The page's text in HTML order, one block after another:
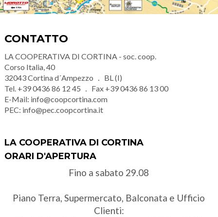
CONTATTO
LA COOPERATIVA DI CORTINA - soc. coop.
Corso Italia, 40
32043Cortina d´Ampezzo
BL (I)
Tel. +39 0436 86 12 45 Fax +39 0436 86 13 00
E-Mail: info@coopcortina.com
PEC: info@pec.coopcortina.it
LA COOPERATIVA DI CORTINA
ORARI D'APERTURA
Fino a sabato 29.08
Piano Terra, Supermercato, Balconata e Ufficio
Clienti: